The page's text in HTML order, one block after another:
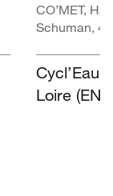
CO’MET,
Schuman,
Cycl’Eau
Loire (EN)